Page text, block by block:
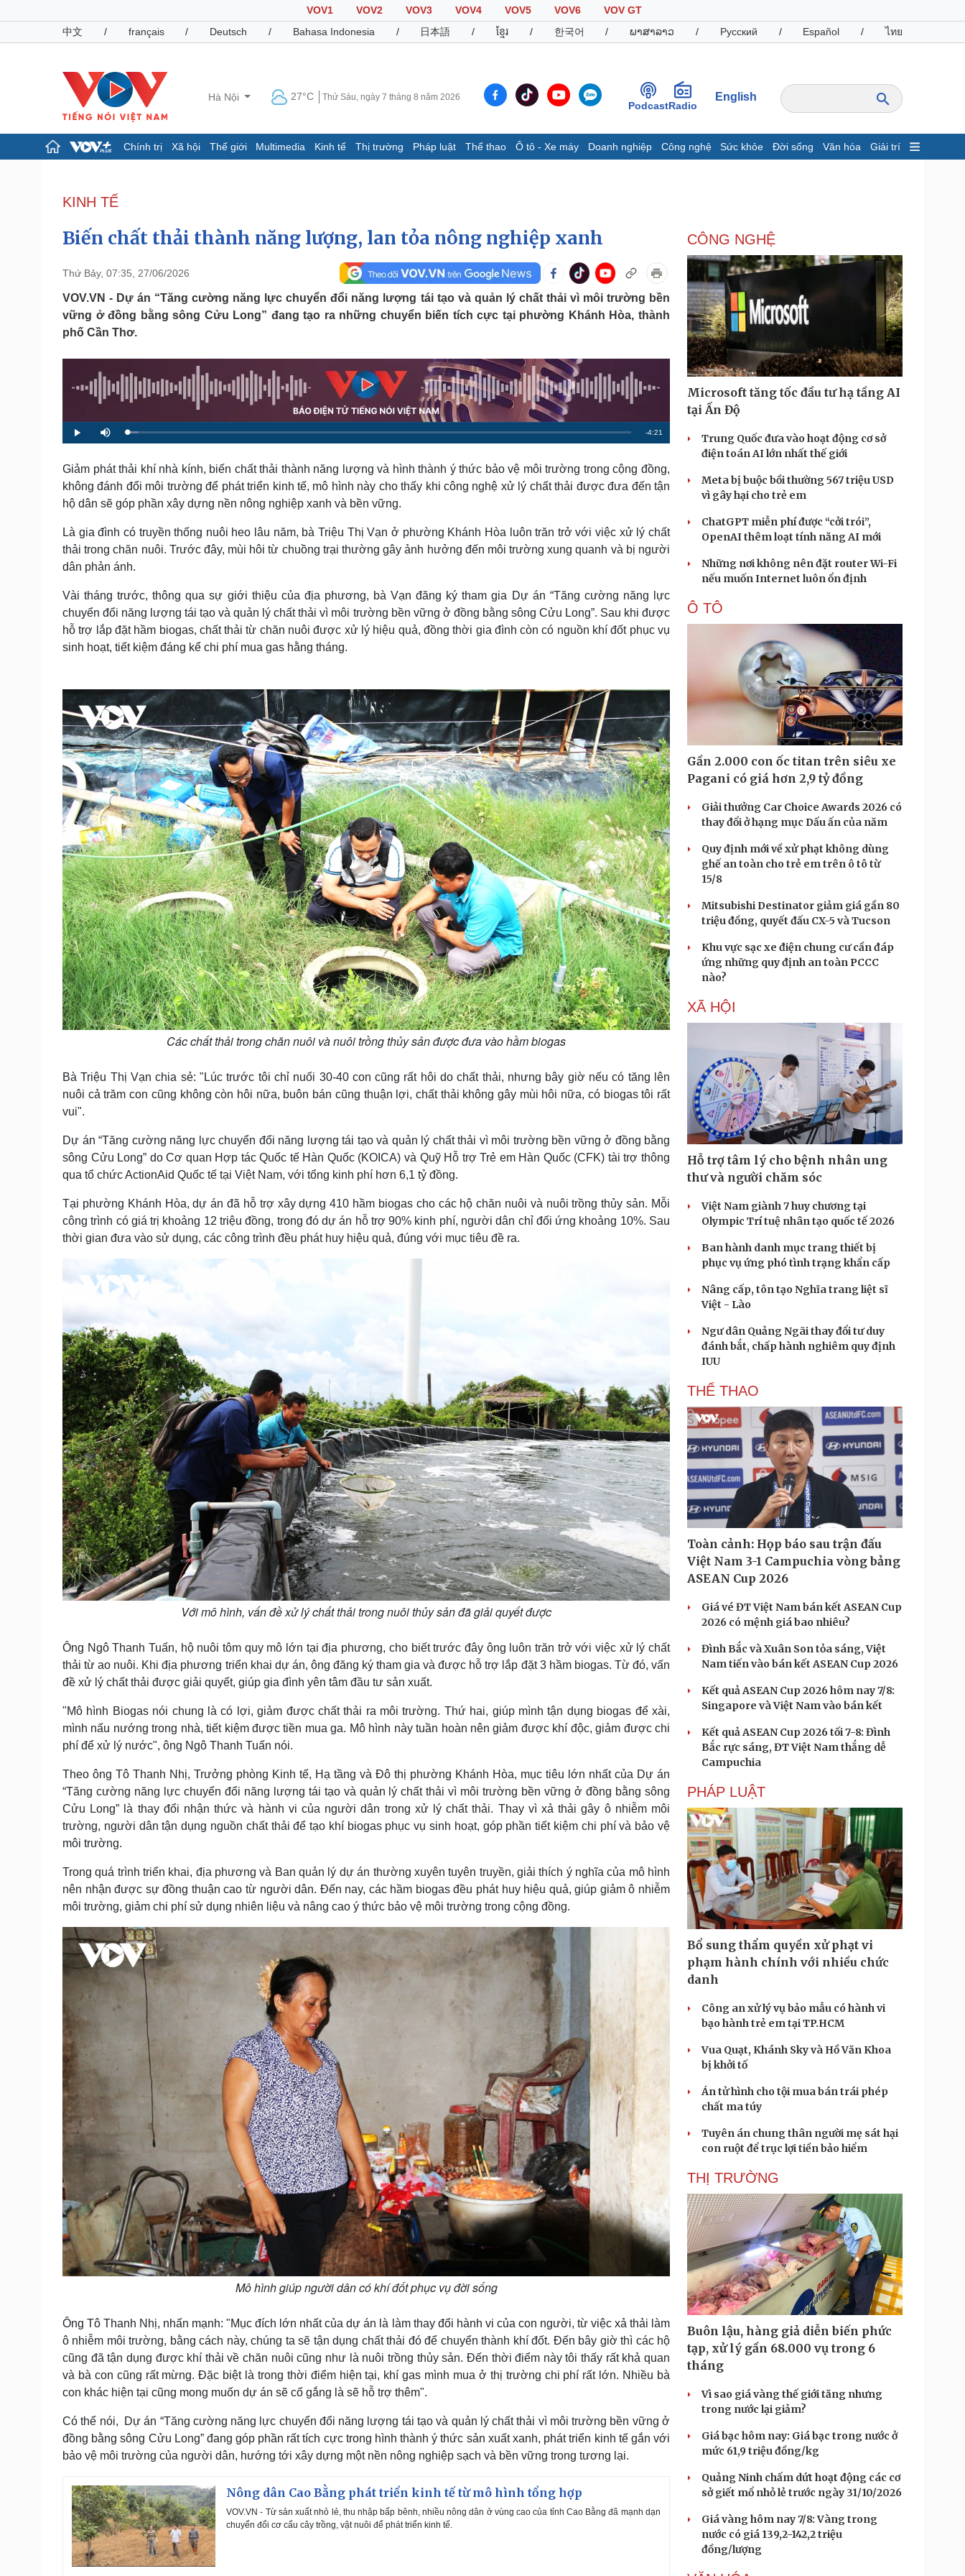
VOV1 VOV2 VOV3 VOV4 VOV5 VOV6
VOV GT
中文
/ français / Deutsch / Bahasa Indonesia / 日本語 / ខ្មែរ / 한국어 / ພາສາລາວ / Русский / Español / ไทย
Hà Nội 27°C Thứ Sáu, ngày 7 tháng 8 năm 2026
PodcastRadio
English
Chính trị Xã hội Thế giới Multimedia Kinh tế Thị trường Pháp luật Thể thao Ô tô - Xe máy Doanh nghiệp Công nghệ Sức khỏe Đời sống Văn hóa Giải trí
Đảng
Tổ chức nhân sự
Quốc hội
Nhận diện sự thật
Dấu ấn VOV
Infographic
Giá cà phê
Pháp luật
Vụ án
Tin nóng
Quân sự - Quốc phòng
Vũ khí
Thể thao
Bóng đá
eSports
Hậu trường
Ô tô - Xe máy
Ô tô
Doanh nghiệp
Thông tin doanh nghiệp
Doanh nghiệp 24h
Doanh nhân
Vì cộng đồng
Công nghệ
Sành điệu
Trải nghiệm
Chuyển đổi số
Sức khỏe
Cây thuốc
Nhi khoa
Nam khoa
Làm đẹp - giảm cân
Phòng mạch online
Ăn sạch sống khỏe
Đời sống
Blog
Văn hóa
Sân khấu - Điện ảnh
Văn học
Di sản
Giải trí
Nghệ sĩ
Thời trang
Du lịch
Săn Tour
Podcast
Đọc truyện đêm khuya
Cửa sổ tình yêu
Hạt giống tâm hồn
Cải chính
KINH TẾ
Biến chất thải thành năng lượng, lan tỏa nông nghiệp xanh
Thứ Bảy, 07:35, 27/06/2026
VOV.VN - Dự án “Tăng cường năng lực chuyển đổi năng lượng tái tạo và quản lý chất thải vì môi trường bền
vững ở đồng bằng sông Cửu Long” đang tạo ra những chuyển biến tích cực tại phường Khánh Hòa, thành
phố Cần Thơ.
P
l
M
u
L
o
e
d
2
.
3
5
R
m
T
e
-4:21
Giảm phát thải khí nhà kính, biến chất thải thành năng lượng và hình thành ý thức bảo vệ môi trường trong cộng đồng,
không đánh đổi môi trường để phát triển kinh tế, mô hình này cho thấy khi công nghệ xử lý chất thải được đưa đến tận
hộ dân sẽ góp phần xây dựng nền nông nghiệp xanh và bền vững.
Là gia đình có truyền thống nuôi heo lâu năm, bà Triệu Thị Vạn ở phường Khánh Hòa luôn trăn trở với việc xử lý chất
thải trong chăn nuôi. Trước đây, mùi hôi từ chuồng trại thường gây ảnh hưởng đến môi trường xung quanh và bị người
dân phản ánh.
Vài tháng trước, thông qua sự giới thiệu của địa phương, bà Vạn đăng ký tham gia Dự án “Tăng cường năng lực
chuyển đổi năng lượng tái tạo và quản lý chất thải vì môi trường bền vững ở đồng bằng sông Cửu Long”. Sau khi được
hỗ trợ lắp đặt hầm biogas, chất thải từ chăn nuôi được xử lý hiệu quả, đồng thời gia đình còn có nguồn khí đốt phục vụ
sinh hoạt, tiết kiệm đáng kể chi phí mua gas hằng tháng.
Các chất thải trong chăn nuôi và nuôi trồng thủy sản được đưa vào hầm biogas
Bà Triệu Thị Vạn chia sẻ: "Lúc trước tôi chỉ nuối 30-40 con cũng rất hôi do chất thải, nhưng bây giờ nếu có tăng lên
nuôi cả trăm con cũng không còn hôi nữa, buôn bán cũng thuận lợi, chất thải không gây mùi hôi nữa, có biogas tôi rất
vui".
Dự án “Tăng cường năng lực chuyển đổi năng lượng tái tạo và quản lý chất thải vì môi trường bền vững ở đồng bằng
sông Cửu Long” do Cơ quan Hợp tác Quốc tế Hàn Quốc (KOICA) và Quỹ Hỗ trợ Trẻ em Hàn Quốc (CFK) tài trợ thông
qua tổ chức ActionAid Quốc tế tại Việt Nam, với tổng kinh phí hơn 6,1 tỷ đồng.
Tại phường Khánh Hòa, dự án đã hỗ trợ xây dựng 410 hầm biogas cho các hộ chăn nuôi và nuôi trồng thủy sản. Mỗi
công trình có giá trị khoảng 12 triệu đồng, trong đó dự án hỗ trợ 90% kinh phí, người dân chỉ đối ứng khoảng 10%. Sau
thời gian đưa vào sử dụng, các công trình đều phát huy hiệu quả, đúng với mục tiêu đề ra.
Với mô hình, vấn đề xử lý chất thải trong nuôi thủy sản đã giải quyết được
Ông Ngô Thanh Tuấn, hộ nuôi tôm quy mô lớn tại địa phương, cho biết trước đây ông luôn trăn trở với việc xử lý chất
thải từ ao nuôi. Khi địa phương triển khai dự án, ông đăng ký tham gia và được hỗ trợ lắp đặt 3 hầm biogas. Từ đó, vấn
đề xử lý chất thải được giải quyết, giúp gia đình yên tâm đầu tư sản xuất.
"Mô hình Biogas nói chung là có lợi, giảm được chất thải ra môi trường. Thứ hai, giúp mình tận dụng biogas để xài,
mình nấu nướng trong nhà, tiết kiệm được tiền mua ga. Mô hình này tuần hoàn nên giảm được khí độc, giảm được chi
phí để xử lý nước", ông Ngô Thanh Tuấn nói.
Theo ông Tô Thanh Nhị, Trưởng phòng Kinh tế, Hạ tầng và Đô thị phường Khánh Hòa, mục tiêu lớn nhất của Dự án
“Tăng cường năng lực chuyển đổi năng lượng tái tạo và quản lý chất thải vì môi trường bền vững ở đồng bằng sông
Cửu Long” là thay đổi nhận thức và hành vi của người dân trong xử lý chất thải. Thay vì xả thải gây ô nhiễm môi
trường, người dân tận dụng nguồn chất thải để tạo khí biogas phục vụ sinh hoạt, góp phần tiết kiệm chi phí và bảo vệ
môi trường.
Trong quá trình triển khai, địa phương và Ban quản lý dự án thường xuyên tuyên truyền, giải thích ý nghĩa của mô hình
nên nhận được sự đồng thuận cao từ người dân. Đến nay, các hầm biogas đều phát huy hiệu quả, giúp giảm ô nhiễm
môi trường, giảm chi phí sử dụng nhiên liệu và nâng cao ý thức bảo vệ môi trường trong cộng đồng.
Mô hình giúp người dân có khí đốt phục vụ đời sống
Ông Tô Thanh Nhị, nhấn mạnh: "Mục đích lớn nhất của dự án là làm thay đổi hành vi của con người, từ việc xả thải làm
ô nhiễm môi trường, bằng cách này, chúng ta sẽ tận dụng chất thải đó để chuyển thành khí đốt. Đến bây giờ thì các hộ
cũng đã tận dụng được khí thải về chăn nuôi cũng như là nuôi trồng thủy sản. Đến thời điểm này tôi thấy rất khả quan
và bà con cũng rất mừng. Đặc biệt là trong thời điểm hiện tại, khí gas mình mua ở thị trường chi phí rất lớn. Nhiều bà
con khác hiện tại cũng mong muốn dự án sẽ cố gắng là sẽ hỗ trợ thêm".
Có thể nói, Dự án “Tăng cường năng lực chuyển đổi năng lượng tái tạo và quản lý chất thải vì môi trường bền vững ở
đồng bằng sông Cửu Long” đang góp phần rất tích cực trong hình thành ý thức sản xuất xanh, phát triển kinh tế gắn với
bảo vệ môi trường của người dân, hướng tới xây dựng một nền nông nghiệp sạch và bền vững trong tương lại.
Nông dân Cao Bằng phát triển kinh tế từ mô hình tổng hợp
VOV.VN - Từ sản xuất nhỏ lẻ, thu nhập bấp bênh, nhiều nông dân ở vùng cao của tỉnh Cao Bằng đã mạnh dạn
chuyển đổi cơ cấu cây trồng, vật nuôi để phát triển kinh tế.
CÔNG NGHỆ
Microsoft tăng tốc đầu tư hạ tầng AI
tại Ấn Độ
Trung Quốc đưa vào hoạt động cơ sở
điện toán AI lớn nhất thế giới
Meta bị buộc bồi thường 567 triệu USD
vì gây hại cho trẻ em
ChatGPT miễn phí được “cởi trói”,
OpenAI thêm loạt tính năng AI mới
Những nơi không nên đặt router Wi-Fi
nếu muốn Internet luôn ổn định
Ô TÔ
Gần 2.000 con ốc titan trên siêu xe
Pagani có giá hơn 2,9 tỷ đồng
Giải thưởng Car Choice Awards 2026 có
thay đổi ở hạng mục Dấu ấn của năm
Quy định mới về xử phạt không dùng
ghế an toàn cho trẻ em trên ô tô từ
15/8
Mitsubishi Destinator giảm giá gần 80
triệu đồng, quyết đấu CX-5 và Tucson
Khu vực sạc xe điện chung cư cần đáp
ứng những quy định an toàn PCCC
nào?
XÃ HỘI
Hỗ trợ tâm lý cho bệnh nhân ung
thư và người chăm sóc
Việt Nam giành 7 huy chương tại
Olympic Trí tuệ nhân tạo quốc tế 2026
Ban hành danh mục trang thiết bị
phục vụ ứng phó tình trạng khẩn cấp
Nâng cấp, tôn tạo Nghĩa trang liệt sĩ
Việt - Lào
Ngư dân Quảng Ngãi thay đổi tư duy
đánh bắt, chấp hành nghiêm quy định
IUU
THỂ THAO
Toàn cảnh: Họp báo sau trận đấu
Việt Nam 3-1 Campuchia vòng bảng
ASEAN Cup 2026
Giá vé ĐT Việt Nam bán kết ASEAN Cup
2026 có mệnh giá bao nhiêu?
Đình Bắc và Xuân Son tỏa sáng, Việt
Nam tiến vào bán kết ASEAN Cup 2026
Kết quả ASEAN Cup 2026 hôm nay 7/8:
Singapore và Việt Nam vào bán kết
Kết quả ASEAN Cup 2026 tối 7-8: Đình
Bắc rực sáng, ĐT Việt Nam thắng dễ
Campuchia
PHÁP LUẬT
Bổ sung thẩm quyền xử phạt vi
phạm hành chính với nhiều chức
danh
Công an xử lý vụ bảo mẫu có hành vi
bạo hành trẻ em tại TP.HCM
Vua Quạt, Khánh Sky và Hồ Văn Khoa
bị khởi tố
Án tử hình cho tội mua bán trái phép
chất ma túy
Tuyên án chung thân người mẹ sát hại
con ruột để trục lợi tiền bảo hiểm
THỊ TRƯỜNG
Buôn lậu, hàng giả diễn biến phức
tạp, xử lý gần 68.000 vụ trong 6
tháng
Vì sao giá vàng thế giới tăng nhưng
trong nước lại giảm?
Giá bạc hôm nay: Giá bạc trong nước ở
mức 61,9 triệu đồng/kg
Quảng Ninh chấm dứt hoạt động các cơ
sở giết mổ nhỏ lẻ trước ngày 31/10/2026
Giá vàng hôm nay 7/8: Vàng trong
nước có giá 139,2-142,2 triệu
đồng/lượng